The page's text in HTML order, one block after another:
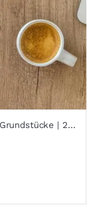
Frankfurt-Höchst | Mehrere bebaute Grundstücke | 2.890 qm | Wohnprojekt mit Gewerbeanteil im EG